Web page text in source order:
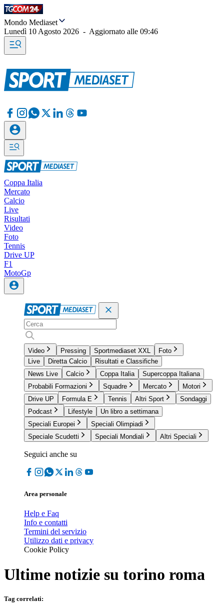
Mondo Mediaset
Lunedì 10 Agosto 2026 - Aggiornato alle 09:46
Coppa Italia
Mercato
Calcio
Live
Risultati
Video
Foto
Tennis
Drive UP
F1
MotoGp
Video Pressing Sportmediaset XXL
Foto
Live
Diretta Calcio
Risultati e Classifiche
News Live
Calcio Coppa Italia
Supercoppa Italiana
Probabili Formazioni
Squadre Mercato
Motori
Drive UP
Formula E Tennis Altri Sport
Sondaggi
Podcast
Lifestyle
Un libro a settimana
Speciali Europei
Speciali Olimpiadi
Speciale Scudetti
Speciali Mondiali Altri Speciali
Seguici anche su
Area personale
Help e Faq
Info e contatti
Termini del servizio
Utilizzo dati e privacy
Cookie Policy
Ultime notizie su torino roma
Tag correlati: